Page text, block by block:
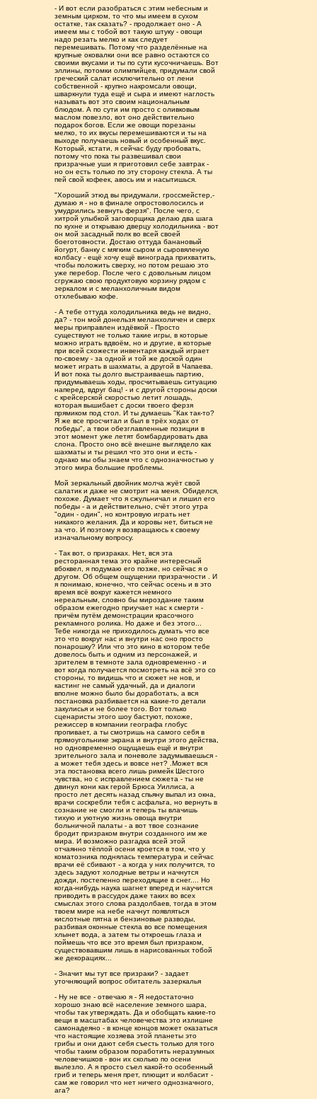
- И вот если разобраться с этим небесным и
земным цирком, то что мы имеем в сухом
остатке, так сказать? - продолжает оно - А
имеем мы с тобой вот такую штуку - овощи
надо резать мелко и как следует
перемешивать. Потому что разделённые на
крупные оковалки они все равно остаются со
своими вкусами и ты по сути кусочничаешь. Вот
эллины, потомки олимпийцев, придумали свой
греческий салат исключительно от лени
собственной - крупно накромсали овощи,
шваркнули туда ещё и сыра и имеют наглость
называть вот это своим национальным
блюдом. А по сути им просто с оливковым
маслом повезло, вот оно действительно
подарок богов. Если же овощи порезаны
мелко, то их вкусы перемешиваются и ты на
выходе получаешь новый и особенный вкус.
Который, кстати, я сейчас буду пробовать,
потому что пока ты развешивал свои
призрачные уши я приготовил себе завтрак -
но он есть только по эту сторону стекла. А ты
пей свой кофеек, авось им и насытишься.
"Хороший этюд вы придумали, гроссмейстер,-
думаю я - но в финале опростоволосилсь и
умудрились зевнуть ферзя". После чего, с
хитрой улыбкой заговорщика делаю два шага
по кухне и открываю дверцу холодильника - вот
он мой засадный полк во всей своей
боеготовности. Достаю оттуда банановый
йогурт, банку с мягким сыром и сыровяленую
колбасу - ещё хочу ещё винограда прихватить,
чтобы положить сверху, но потом решаю это
уже перебор. После чего с довольным лицом
сгружаю свою продуктовую корзину рядом с
зеркалом и с меланхоличным видом
отхлебываю кофе.
- А тебе оттуда холодильника ведь не видно,
да? - тон мой донельзя меланхоличен и сверх
меры приправлен издëвкой - Просто
существуют не только такие игры, в которые
можно играть вдвоём, но и другие, в которые
при всей схожести инвентаря каждый играет
по-своему - за одной и той же доской один
может играть в шахматы, а другой в Чапаева.
И вот пока ты долго выстраиваешь партию,
придумываешь ходы, просчитываешь ситуацию
наперед, вдруг бац! - и с другой стороны доски
с крейсерской скоростью летит лошадь,
которая вышибает с доски твоего ферзя
прямиком под стол. И ты думаешь "Как так-то?
Я же все просчитал и был в трёх ходах от
победы", а твои обезглавленные позиции в
этот момент уже летят бомбардировать два
слона. Просто оно всë внешне выглядело как
шахматы и ты решил что это они и есть -
однако мы обы знаем что с однозначностью у
этого мира большие проблемы.
Мой зеркальный двойник молча жуёт свой
салатик и даже не смотрит на меня. Обиделся,
похоже. Думает что я сжульничал и лишил его
победы - а и действительно, счёт этого утра
"один - один", но контровую играть нет
никакого желания. Да и коровы нет, биться не
за что. И поэтому я возвращаюсь к своему
изначальному вопросу.
- Так вот, о призраках. Нет, вся эта
ресторанная тема это крайне интересный
вбоквел, я подумаю его позже, но сейчас я о
другом. Об общем ощущении призрачности . И
я понимаю, конечно, что сейчас осень и в это
время всë вокруг кажется немного
нереальным, словно бы мироздание таким
образом ежегодно приучает нас к смерти -
причём путём демонстрации красочного
рекламного ролика. Но даже и без этого...
Тебе никогда не приходилось думать что все
это что вокруг нас и внутри нас оно просто
понарошку? Или что это кино в котором тебе
довелось быть и одним из персонажей, и
зрителем в темноте зала одновременно - и
вот когда получается посмотреть на всë это со
стороны, то видишь что и сюжет не нов, и
кастинг не самый удачный, да и диалоги
вполне можно было бы доработать, а вся
постановка разбивается на какие-то детали
закулисья и не более того. Вот только
сценаристы этого шоу бастуют, похоже,
режиссер в компании географа глобус
пропивает, а ты смотришь на самого себя в
прямоугольнике экрана и внутри этого действа,
но одновременно ощущаешь ещё и внутри
зрительного зала и поневоле задумываешься -
а может тебя здесь и вовсе нет? .Может вся
эта постановка всего лишь римейк Шестого
чувства, но с исправлением сюжета - ты не
двинул кони как герой Брюса Уиллиса, а
просто лет десять назад спьяну выпал из окна,
врачи соскребли тебя с асфальта, но вернуть в
сознание не смогли и теперь ты влачишь
тихую и уютную жизнь овоща внутри
больничной палаты - а вот твое сознание
бродит призраком внутри созданного им же
мира. И возможно разгадка всей этой
отчаянно тёплой осени кроется в том, что у
коматозника поднялась температура и сейчас
врачи её сбивают - а когда у них получится, то
здесь задуют холодные ветры и начнутся
дожди, постепенно переходящие в снег.... Но
когда-нибудь наука шагнет вперед и научится
приводить в рассудок даже таких во всех
смыслах этого слова раздолбаев, тогда в этом
твоем мире на небе начнут появляться
кислотные пятна и бензиновые разводы,
разбивая оконные стекла во все помещения
хлынет вода, а затем ты откроешь глаза и
поймешь что все это время был призраком,
существовавшим лишь в нарисованных тобой
же декорациях...
- Значит мы тут все призраки? - задает
уточняющий вопрос обитатель зазеркалья
- Ну не все - отвечаю я - Я недостаточно
хорошо знаю всë население земного шара,
чтобы так утверждать. Да и обобщать какие-то
вещи в масштабах человечества это излишне
самонадеяно - в конце концов может оказаться
что настоящие хозяева этой планеты это
грибы и они дают себя съесть только для того
чтобы таким образом поработить неразумных
человечишков - вон их сколько по осени
вылезло. А я просто съел какой-то особенный
гриб и теперь меня прет, плющит и колбасит -
сам же говорил что нет ничего однозначного,
ага?